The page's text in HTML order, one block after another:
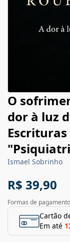
O
dor à luz
Ismael Sobrinho
R$ 39,90
Formas de
Cartão
Em até 1